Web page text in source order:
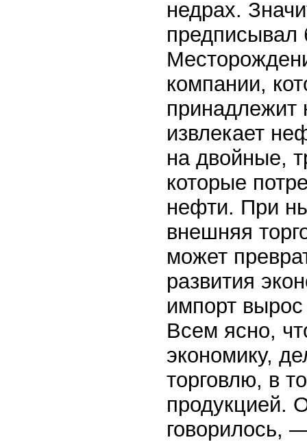
недрах.
предписывал
компании,
принадлежит
извлекает
на двойные,
которые
нефти. При
внешняя
может
развития
импорт
Всем ясно,
экономику,
торговлю, в
продукцией.
говорилось,